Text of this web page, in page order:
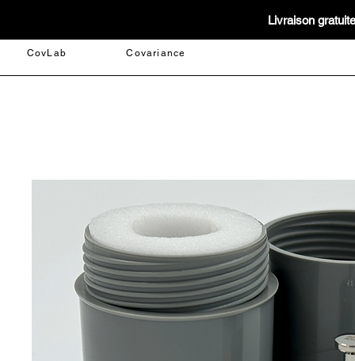
Livraison
CovLab Covariance